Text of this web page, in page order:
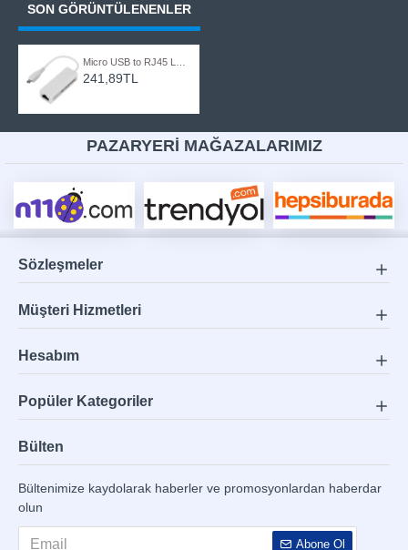
SON GÖRÜNTÜLENENLER
241,89TL
PAZARYERİ MAĞAZALARIMIZ
Sözleşmeler
Müşteri Hizmetleri
Hesabım
Popüler Kategoriler
Bülten
Bültenimize kaydolarak haberler ve promosyonlardan haberdar
olun
Abone Ol